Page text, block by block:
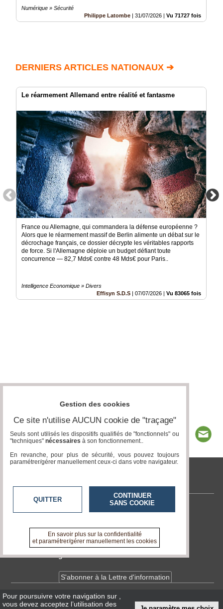
Numérique » Sécurité
Philippe Latombe
31/07/2026 Vu 71727 fois
DERNIERS ARTICLES NATIONAUX ➔
Le réarmement Allemand entre réalité et fantasme
France ou Allemagne, qui commandera la défense européenne ?
Alors que le réarmement massif de Berlin alimente un débat sur le
décrochage français, ce dossier décrypte les véritables rapports
de force. Si l'Allemagne déploie un budget défiant toute
concurrence — 82,7 Mds€ contre 48 Mds€ pour Paris..
Intelligence Economique » Divers
Effisyn S.D.S | 07/07/2026 | Vu 83065 fois
tvlocale.fr
Contactez-nous
A propos de tvlocale.fr
Devenir délégué
S'abonner à la Lettre d'information
InfosCNIL/RGPD
Pour poursuivre votre navigation sur
vous devez acceptez l’utilisation des
Gestion des cookies
Ce site n'utilise AUCUN cookie de "traçage"
Seuls sont utilisés les dispositifs qualifiés de "fonctionnels" ou
"techniques" nécessaires à son fonctionnement..
En revanche, pour plus de sécurité, vous pouvez toujours
paramétrer/gérer manuellement ceux-ci dans votre navigateur.
QUITTER
CONTINUER
SANS COOKIE
En savoir plus sur la confidentialité
et paramétrer/gérer manuellement les cookies